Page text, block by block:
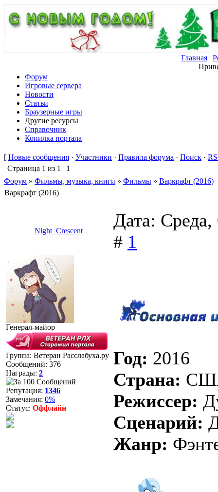
Главная |
Форум
Игровые сервера
Новости
Статьи
Браузерные игры
Другие ресурсы
Справочник
Копилка портала
[ Новые сообщения · Участники · Правила форума · Поиск ·
Страница 1 из 1
1
Форум » Фильмы, музыка, книги » Фильмы » Варкрафт (2016)
Варкрафт (2016)
Night_Crescent
Дата:
# 1
Генерал-майор
Группа: Ветеран Расслабуха.ру
Сообщений: 376
Награды: 2
Репутация: 1346
Замечания: 0%
Статус: Оффлайн
Год: 2016
Страна:
Режиссер:
Сценарий:
Жанр: